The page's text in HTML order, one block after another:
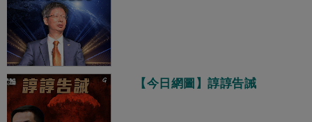
【今日網圖】諄諄告誡